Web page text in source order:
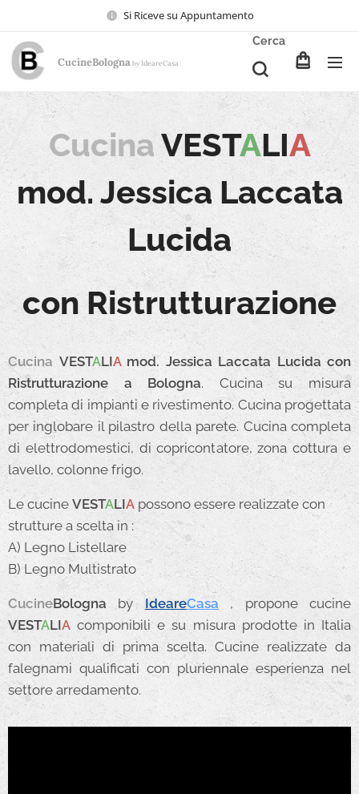
Si Riceve su Appuntamento
CucineBologna by IdeareCasa
Cerca
CucinaVESTALIA
mod. Jessica Laccata
Lucida
con Ristrutturazione
Cucina VESTALIAmod. Jessica Laccata Lucida con
Ristrutturazione a Bologna. Cucina su misura
completa di impianti e rivestimento. Cucina progettata
per inglobare il pilastro della parete. Cucina completa
di elettrodomestici, di copricontatore, zona cottura e
lavello, colonne frigo.
Le cucine VESTALIA possono essere realizzate con
strutture a scelta in :
A) Legno Listellare
B) Legno Multistrato
CucineBologna byIdeareCasa , propone cucine
VESTALIA componibili e su misura prodotte in Italia
con materiali di prima scelta. Cucine realizzate da
falegnami qualificati con pluriennale esperienza nel
settore arredamento.